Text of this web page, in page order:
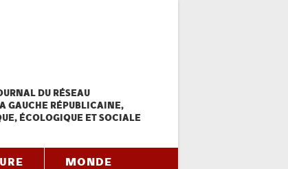
DU RÉSEAU
GAUCHE RÉPUBLICAINE,
ÉCOLOGIQUE ET SOCIALE
MONDE